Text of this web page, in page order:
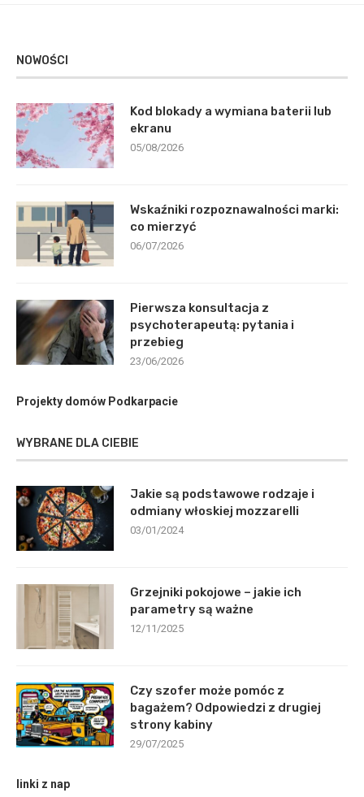
NOWOŚCI
Kod blokady a wymiana baterii lub
ekranu
05/08/2026
Wskaźniki rozpoznawalności marki:
co mierzyć
06/07/2026
Pierwsza konsultacja z
psychoterapeutą: pytania i
przebieg
23/06/2026
Projekty domów Podkarpacie
WYBRANE DLA CIEBIE
Jakie są podstawowe rodzaje i
odmiany włoskiej mozzarelli
03/01/2024
Grzejniki pokojowe – jakie ich
parametry są ważne
12/11/2025
Czy szofer może pomóc z
bagażem? Odpowiedzi z drugiej
strony kabiny
29/07/2025
linki z nap